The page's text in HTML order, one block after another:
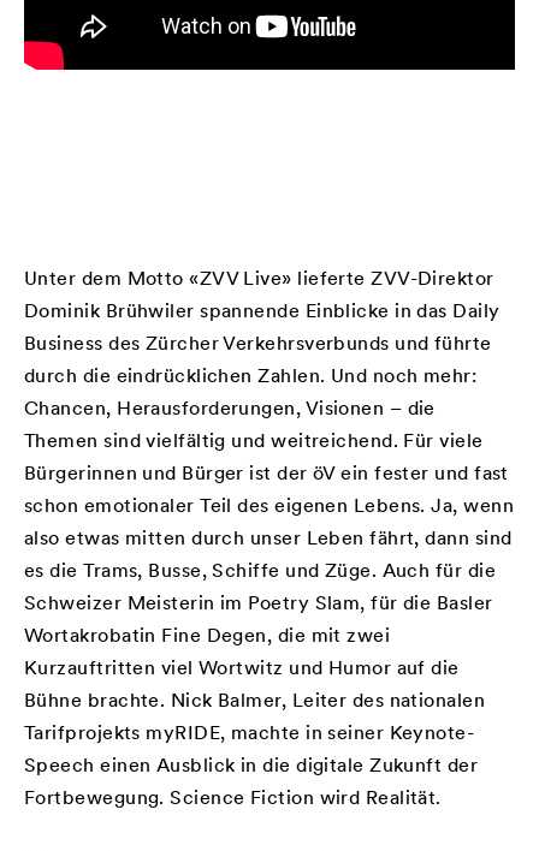
Unter dem Motto «ZVV Live» lieferte ZVV-Direktor
Dominik Brühwiler spannende Einblicke in das Daily
Business des Zürcher Verkehrsverbunds und führte
durch die eindrücklichen Zahlen. Und noch mehr:
Chancen, Herausforderungen, Visionen – die
Themen sind vielfältig und weitreichend. Für viele
Bürgerinnen und Bürger ist der öV ein fester und fast
schon emotionaler Teil des eigenen Lebens. Ja, wenn
also etwas mitten durch unser Leben fährt, dann sind
es die Trams, Busse, Schiffe und Züge. Auch für die
Schweizer Meisterin im Poetry Slam, für die Basler
Wortakrobatin Fine Degen, die mit zwei
Kurzauftritten viel Wortwitz und Humor auf die
Bühne brachte. Nick Balmer, Leiter des nationalen
Tarifprojekts myRIDE, machte in seiner Keynote-
Speech einen Ausblick in die digitale Zukunft der
Fortbewegung. Science Fiction wird Realität.